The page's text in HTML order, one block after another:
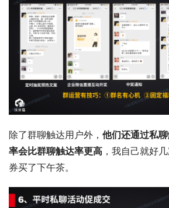
除了群聊触达用户外， 他们还通过私
率会比群聊触达率更高 ，我自己就好
券买了下午茶。